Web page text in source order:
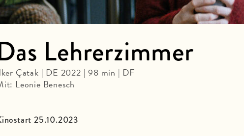
Lehrerzimmer
Çatak | DE 2022 | 98 min | DF
Leonie Benesch
25.10.2023